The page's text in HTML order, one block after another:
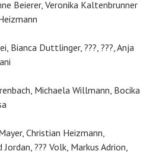
Beierer, Veronika Kaltenbrunner
Bianca Duttlinger, ???, ???, Anja
Michaela Willmann, Bocika
Christian Heizmann,
??? Volk, Markus Adrion,